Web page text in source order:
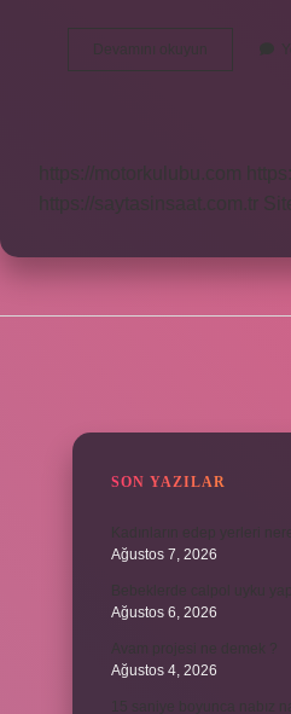
Devamını okuyun
Elektrik
https://motorkulubu.com
https://saytasinsaat.com.tr
SON YAZILAR
Ağustos 7, 2026
Ağustos 6, 2026
Ağustos 4, 2026